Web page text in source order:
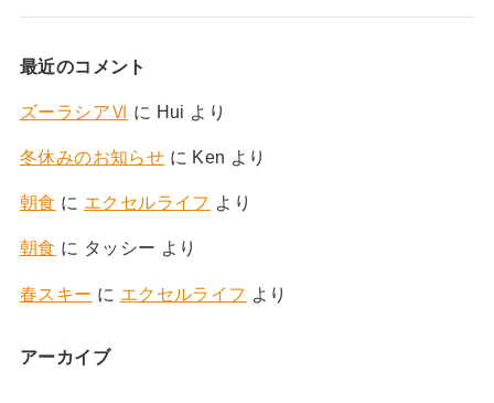
最近のコメント
ズーラシアⅥ に Hui より
冬休みのお知らせ に Ken より
朝食 に エクセルライフ より
朝食 に タッシー より
春スキー に エクセルライフ より
アーカイブ